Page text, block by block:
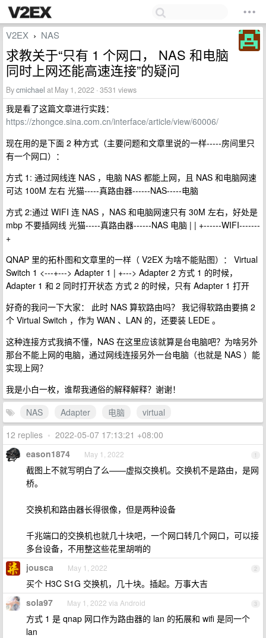
V2EX › NAS
求教关于“只有 1 个网口， NAS 和电脑
同时上网还能高速连接”的疑问
Bycmichael at May 1, 2022 · 3531 views
我是看了这篇文章进行实践：
https://zhongce.sina.com.cn/interface/article/view/60006/
现在用的是下面 2 种方式（主要问题和文章里说的一样-----房间里只
有一个网口）：
方式 1: 通过网线连 NAS ，电脑 NAS 都能上网，且 NAS 和电脑网速
可达 100M 左右 光猫-----真路由器------NAS-----电脑
方式 2:通过 WIFI 连 NAS ，NAS 和电脑网速只有 30M 左右，好处是
mbp 不要插网线 光猫-----真路由器------NAS 电脑 | | +------WIFI-------
+
QNAP 里的拓朴图和文章里的一样（ V2EX 为啥不能贴图）： Virtual
Switch 1 <---+---> Adapter 1 | +---> Adapter 2 方式 1 的时候，
Adapter 1 和 2 同时打开状态 方式 2 的时候，只有 Adapter 1 打开
好奇的我问一下大家： 此时 NAS 算软路由吗？ 我记得软路由要搞 2
个 Virtual Switch ，作为 WAN 、LAN 的，还要装 LEDE 。
这种连接方式我搞不懂，NAS 在这里应该就算是台电脑吧？为啥另外
那台不能上网的电脑，通过网线连接另外一台电脑（也就是 NAS ）能
实现上网？
我是小白一枚，谁帮我通俗的解释解释？谢谢！
NAS
Adapter 电脑
virtual
12 replies • 2022-05-07 17:13:21 +08:00
1
eason1874 May 1, 2022
截图上不就写明白了么——虚拟交换机。交换机不是路由，是网
桥。
交换机和路由器长得很像，但是两种设备
千兆端口的交换机也就几十块吧，一个网口转几个网口，可以接
多台设备，不用整这些花里胡哨的
2
jousca May 1, 2022
买个 H3C S1G 交换机，几十块。插起。万事大吉
3
sola97 May 1, 2022 via Android
方式 1 是 qnap 网口作为路由器的 lan 的拓展和 wifi 是同一个
lan